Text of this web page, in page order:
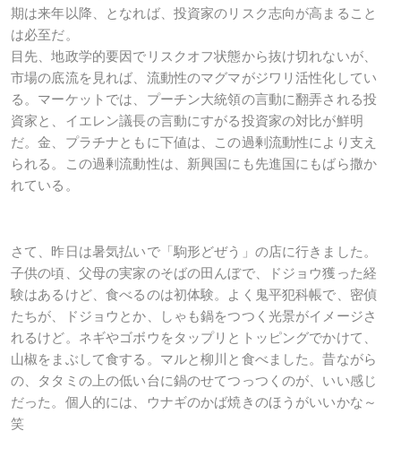
期は来年以降、となれば、投資家のリスク志向が高まること
は必至だ。
目先、地政学的要因でリスクオフ状態から抜け切れないが、
市場の底流を見れば、流動性のマグマがジワリ活性化してい
る。マーケットでは、プーチン大統領の言動に翻弄される投
資家と、イエレン議長の言動にすがる投資家の対比が鮮明
だ。金、プラチナともに下値は、この過剰流動性により支え
られる。この過剰流動性は、新興国にも先進国にもばら撒か
れている。
さて、昨日は暑気払いで「駒形どぜう」の店に行きました。
子供の頃、父母の実家のそばの田んぼで、ドジョウ獲った経
験はあるけど、食べるのは初体験。よく鬼平犯科帳で、密偵
たちが、ドジョウとか、しゃも鍋をつつく光景がイメージさ
れるけど。ネギやゴボウをタップリとトッピングでかけて、
山椒をまぶして食する。マルと柳川と食べました。昔ながら
の、タタミの上の低い台に鍋のせてつっつくのが、いい感じ
だった。個人的には、ウナギのかば焼きのほうがいいかな～
笑